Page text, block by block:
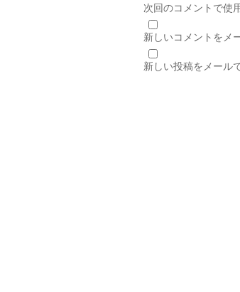
次回のコメントで使
新しいコメントをメ
新しい投稿をメール